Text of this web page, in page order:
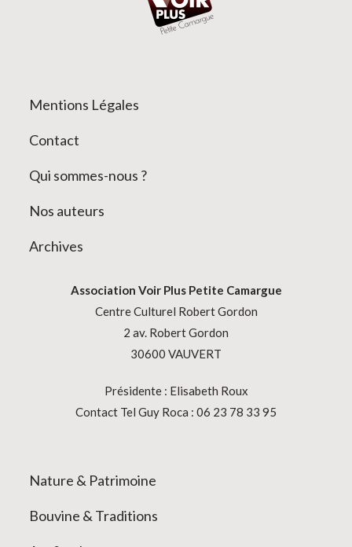
Mentions Légales
Contact
Qui sommes-nous ?
Nos auteurs
Archives
Association Voir Plus Petite Camargue
Centre Culturel Robert Gordon
2 av. Robert Gordon
30600 VAUVERT
Présidente : Elisabeth Roux
Contact Tel Guy Roca : 06 23 78 33 95
Nature & Patrimoine
Bouvine & Traditions